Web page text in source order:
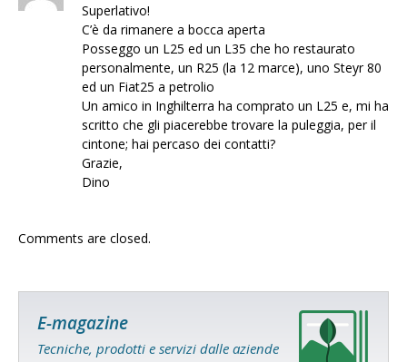
Superlativo!
C’è da rimanere a bocca aperta
Posseggo un L25 ed un L35 che ho restaurato
personalmente, un R25 (la 12 marce), uno Steyr 80
ed un Fiat25 a petrolio
Un amico in Inghilterra ha comprato un L25 e, mi ha
scritto che gli piacerebbe trovare la puleggia, per il
cintone; hai percaso dei contatti?
Grazie,
Dino
Comments are closed.
E-magazine
Tecniche, prodotti e servizi dalle aziende